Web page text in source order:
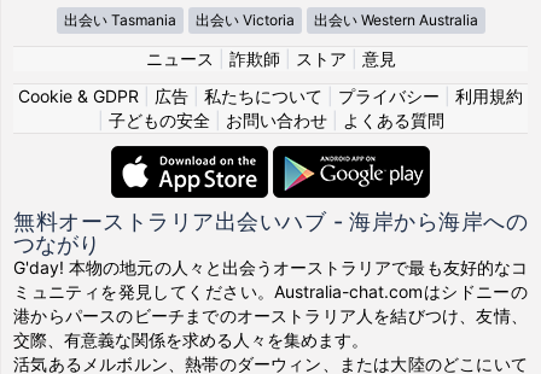
出会い Tasmania 出会い Victoria 出会い Western Australia
ニュース 詐欺師 ストア
意見
Cookie & GDPR
広告 私たちについて プライバシー
利用規約
子どもの安全| お問い合わせ| よくある質問
無料オーストラリア出会いハブ - 海岸から海岸への
つながり
G'day! 本物の地元の人々と出会うオーストラリアで最も友好的なコ
ミュニティを発見してください。Australia-chat.comはシドニーの
港からパースのビーチまでのオーストラリア人を結びつけ、友情、
交際、有意義な関係を求める人々を集めます。
活気あるメルボルン、熱帯のダーウィン、または大陸のどこにいて